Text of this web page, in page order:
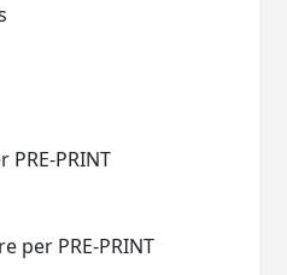
PRINT
per PRE-PRINT